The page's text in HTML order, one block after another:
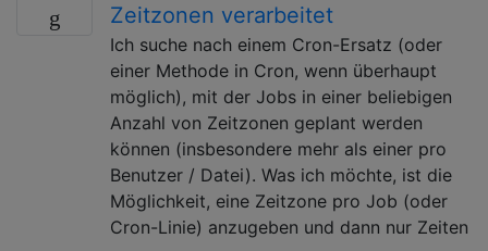
Zeitzonen verarbeitet
Ich suche nach einem Cron-Ersatz (oder
einer Methode in Cron, wenn überhaupt
möglich), mit der Jobs in einer beliebigen
Anzahl von Zeitzonen geplant werden
können (insbesondere mehr als einer pro
Benutzer / Datei). Was ich möchte, ist die
Möglichkeit, eine Zeitzone pro Job (oder
Cron-Linie) anzugeben und dann nur Zeiten